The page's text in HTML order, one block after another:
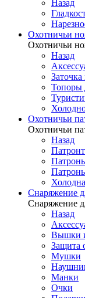
Назад
Охотничьи
Охотничьи
Назад
Топоры
Охотничьи
Охотничьи
Назад
Снаряжение
Снаряжение
Назад
Вышки
Защита
Мушки
Манки
Очки